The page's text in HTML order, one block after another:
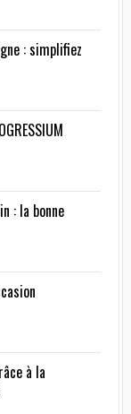
: simplifiez
: la bonne
à la